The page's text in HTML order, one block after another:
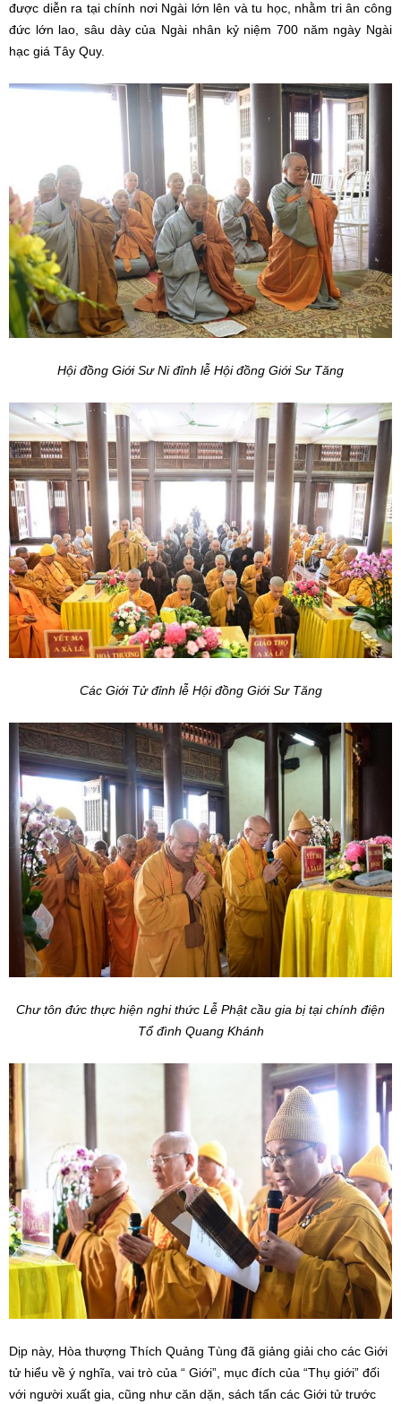
được diễn ra tại chính nơi Ngài lớn lên và tu học, nhằm tri ân công
đức lớn lao, sâu dày của Ngài nhân kỷ niệm 700 năm ngày Ngài
hạc giá Tây Quy.
Hội đồng Giới Sư Ni đỉnh lễ Hội đồng Giới Sư Tăng
Các Giới Tử đỉnh lễ Hội đồng Giới Sư Tăng
Chư tôn đức thực hiện nghi thức Lễ Phật cầu gia bị tại chính điện
Tổ đình Quang Khánh
Dịp này, Hòa thượng Thích Quảng Tùng đã giảng giải cho các Giới
tử hiểu về ý nghĩa, vai trò của “ Giới”, mục đích của “Thụ giới” đối
với người xuất gia, cũng như căn dặn, sách tấn các Giới tử trước